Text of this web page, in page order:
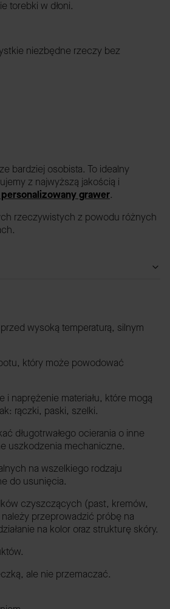
torebki w dłoni.
niezbędne rzeczy bez
bardziej osobista. To idealny
z najwyższą jakością i
grawer.
rzeczywistych z powodu różnych
wysoką temperaturą, silnym
który może powodować
naprężenie materiału, które mogą
rączki, paski, szelki.
długotrwałego ocierania o inne
uszkodzenia mechaniczne.
na wszelkiego rodzaju
do usunięcia.
czyszczących (past, kremów,
przeprowadzić próbę na
na kolor oraz strukturę skóry.
ale nie przemaczać.